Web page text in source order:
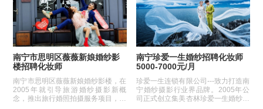
南宁市思明区薇薇新娘婚纱影
楼招聘化妆师
南宁市思明区薇薇新娘婚纱影楼，在
2005年就引导旅游婚纱摄影新概
念，推出旅行婚照拍摄服务项目，接
南宁珍爱一生婚纱招聘化妆师
5000-7000元/月
珍爱一生连锁有限公司---致力打造南
宁婚纱摄影行业界品牌。2005年公
司正式创立集美杏林珍爱一生婚纱摄